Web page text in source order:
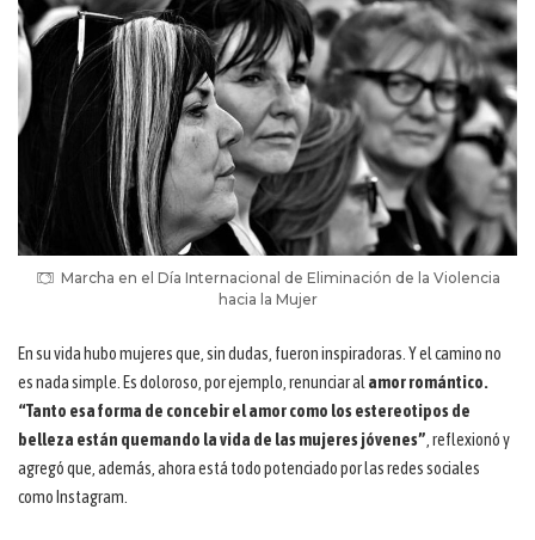
Marcha en el Día Internacional de Eliminación de la Violencia
hacia la Mujer
En su vida hubo mujeres que, sin dudas, fueron inspiradoras. Y el camino no
es nada simple. Es doloroso, por ejemplo, renunciar al amor romántico.
“Tanto esa forma de concebir el amor como los estereotipos de
belleza están quemando la vida de las mujeres jóvenes” , reflexionó y
agregó que, además, ahora está todo potenciado por las redes sociales
como Instagram.